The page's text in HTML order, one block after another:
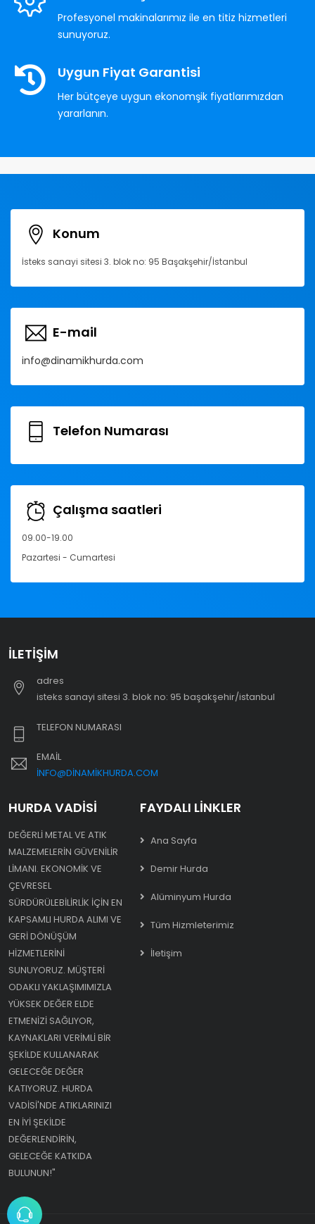
Profesyonel makinalarımız ile en titiz hizmetleri
sunuyoruz.
Uygun Fiyat Garantisi
Her bütçeye uygun ekonomşik fiyatlarımızdan
yararlanın.
Konum
İsteks sanayi sitesi 3. blok no: 95 Başakşehir/İstanbul
E-mail
info@dinamikhurda.com
Telefon Numarası
Çalışma saatleri
09.00-19.00
Pazartesi - Cumartesi
İLETIŞIM
adres
i̇steks sanayi sitesi 3. blok no: 95 başakşehir/i̇stanbul
TELEFON NUMARASI
EMAIL
INFO@DINAMIKHURDA.COM
HURDA VADISI
DEĞERLI METAL VE ATIK
MALZEMELERIN GÜVENILIR
LIMANI. EKONOMIK VE
ÇEVRESEL
SÜRDÜRÜLEBILIRLIK IÇIN EN
KAPSAMLI HURDA ALIMI VE
GERI DÖNÜŞÜM
HIZMETLERINI
SUNUYORUZ. MÜŞTERI
ODAKLI YAKLAŞIMIMIZLA
YÜKSEK DEĞER ELDE
ETMENIZI SAĞLIYOR,
KAYNAKLARI VERIMLI BIR
ŞEKILDE KULLANARAK
GELECEĞE DEĞER
KATIYORUZ. HURDA
VADISI'NDE ATIKLARINIZI
EN IYI ŞEKILDE
DEĞERLENDIRIN,
GELECEĞE KATKIDA
BULUNUN!"
FAYDALI LINKLER
Ana Sayfa
Demir Hurda
Alüminyum Hurda
Tüm Hizmleterimiz
İletişim